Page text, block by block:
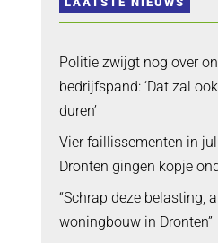
Politie zwijgt nog over
bedrijfspand: ‘Dat zal
duren’
Vier faillissementen in
Dronten gingen kopje
“Schrap deze belasting,
woningbouw in Dronten”